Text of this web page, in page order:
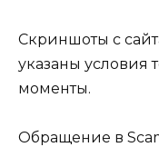
Скриншоты с
указаны условия
моменты.
Обращение в